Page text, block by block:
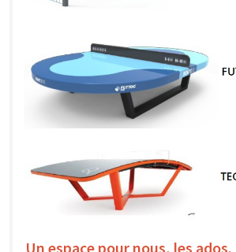
Un espace pour nous, les ados.